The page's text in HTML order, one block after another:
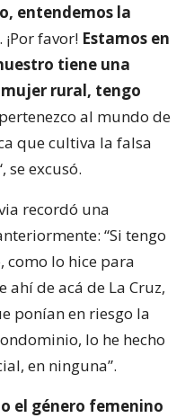
entendemos la
. ¡Por favor! Estamos en
tiene una
rural, tengo
al mundo de
que cultiva la falsa
se excusó.
recordó una
“Si tengo
como lo hice para
de acá de La Cruz,
ponían en riesgo la
lo he hecho
en ninguna”.
el género femenino